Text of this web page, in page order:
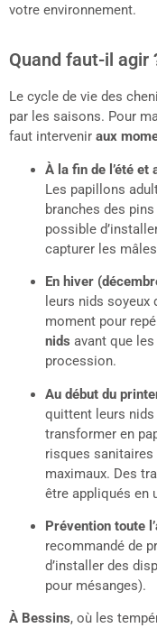
votre environnement.
Quand faut-il agir
Le cycle de vie des
par les saisons. Pour
faut intervenir aux
À la fin de l’été et
Les papillons
branches des
possible
capturer les
En hiver
leurs nids soyeux
moment pour
nids avant que
procession.
Au début du
quittent leurs nids
transformer en
risques
maximaux. Des
être appliqués en
Prévention toute
recommandé de
d’installer des
pour mésanges).
À Bessins, où les